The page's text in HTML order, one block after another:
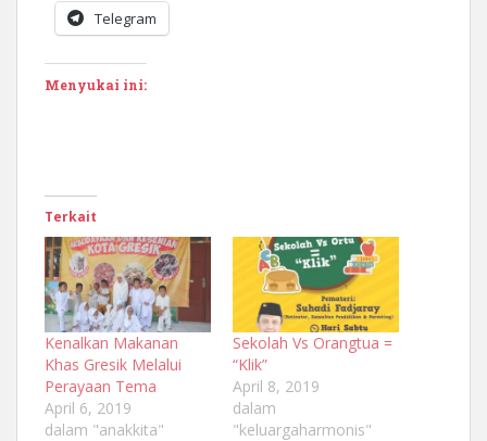
Telegram
Menyukai ini:
Terkait
Kenalkan Makanan
Khas Gresik Melalui
Perayaan Tema
April 6, 2019
dalam "anakkita"
Sekolah Vs Orangtua =
“Klik”
April 8, 2019
dalam
"keluargaharmonis"